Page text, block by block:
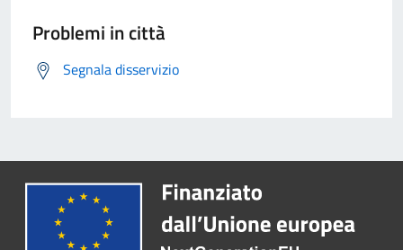
Problemi in città
Segnala disservizio